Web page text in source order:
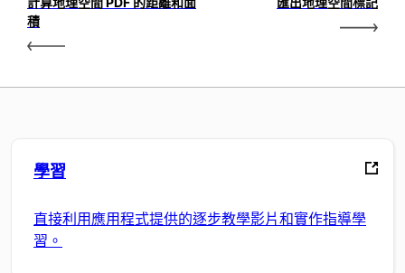
積
學習
直接利用應用程式提供的逐步教學影片和實作指導學
習。